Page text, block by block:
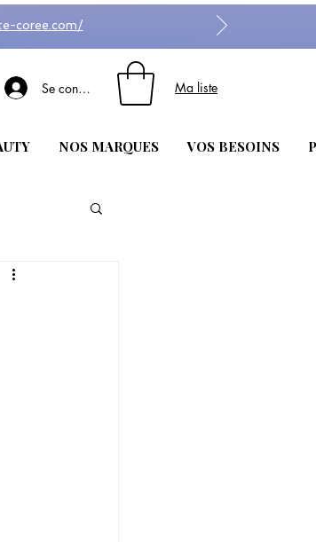
coree.com/
Se connecter Ma liste
NOS MARQUES VOS BESOINS